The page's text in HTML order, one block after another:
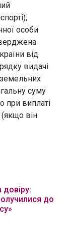
особи
від
видачі
суму
при виплаті
(якщо він
довіру:
до